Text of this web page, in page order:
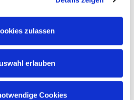
können Ihre Einwilligung jederzeit
hiervon die Zulässigkeit der
berührt wird.
zulassen
erlauben
Cookies